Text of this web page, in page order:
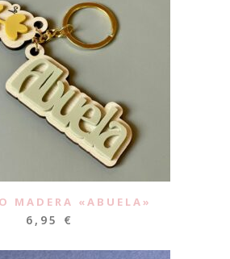
MADERA «ABUELA»
6,95 €